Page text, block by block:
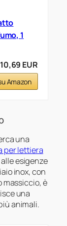
1
10,69 EUR
Amazon
una
per lettiera
esigenze
inox, con
massiccio, è
una
animali.